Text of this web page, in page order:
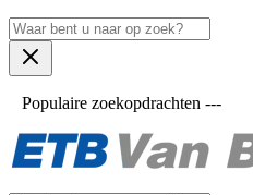
Populaire zoekopdrachten ---